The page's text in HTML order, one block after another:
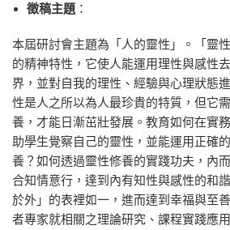
徵稿主題 ：
本屆研討會主題為「人的靈性」。「靈
的精神特性，它使人能運用理性與感性
界，並對自我的理性、經驗與心理狀態
性是人之所以為人最珍貴的特質，但它
養，才能日漸茁壯發展。教育如何在實
助學生覺察自己的靈性，並能運用正確
養？如何透過靈性修養的實踐功夫，內
合知情意行，達到內有知性與感性的和
於外」的表裡如一，進而達到幸福與至
者專家就相關之理論研究、課程實踐應